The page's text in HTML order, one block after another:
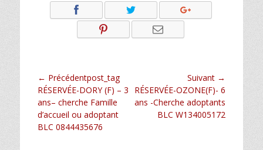
Navigation
de
l’article
← Précédentpost_tag
Article
précédent :
RÉSERVÉE-DORY (F) – 3
ans– cherche Famille
d’accueil ou adoptant
BLC 0844435676
Suivant →
Article
suivant :
RÉSERVÉE-OZONE(F)- 6
ans -Cherche adoptants
BLC W134005172